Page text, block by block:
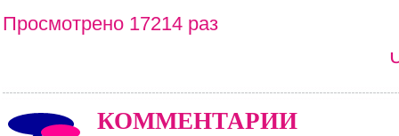
Просмотрено 17214 раз
КОММЕНТАРИИ